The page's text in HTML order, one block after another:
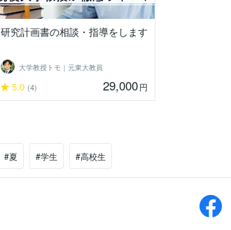
研究計画書の相談・指導をします
大学教授トモ｜元東大教員
5.0 (4) 29,000円
#夏 #学生 #高校生